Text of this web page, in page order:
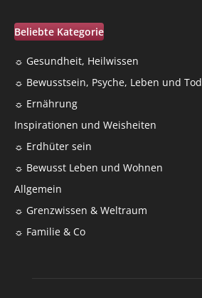
Beliebte Kategorie
☼ Gesundheit, Heilwissen
☼ Bewusstsein, Psyche, Leben und Tod
☼ Ernährung
Inspirationen und Weisheiten
☼ Erdhüter sein
☼ Bewusst Leben und Wohnen
Allgemein
☼ Grenzwissen & Weltraum
☼ Familie & Co